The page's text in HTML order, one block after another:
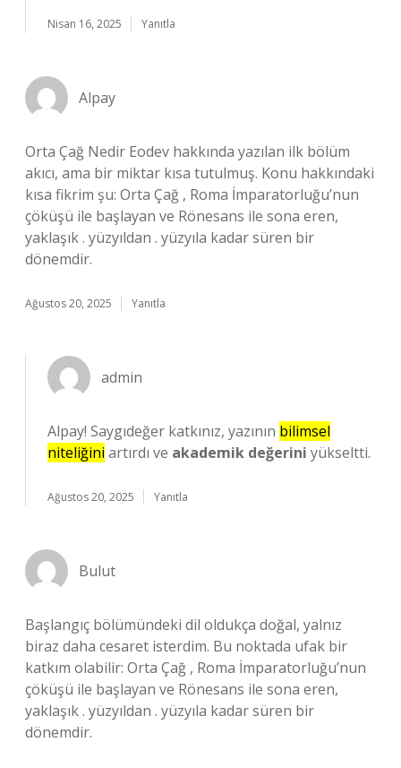
Nisan 16, 2025 Yanıtla
Alpay
Orta Çağ Nedir Eodev hakkında yazılan ilk bölüm
akıcı, ama bir miktar kısa tutulmuş. Konu hakkındaki
kısa fikrim şu: Orta Çağ , Roma İmparatorluğu’nun
çöküşü ile başlayan ve Rönesans ile sona eren,
yaklaşık . yüzyıldan . yüzyıla kadar süren bir
dönemdir.
Ağustos 20, 2025 Yanıtla
admin
Alpay! Saygıdeğer katkınız, yazının bilimsel
niteliğini artırdı ve akademik değerini yükseltti.
Ağustos 20, 2025 Yanıtla
Bulut
Başlangıç bölümündeki dil oldukça doğal, yalnız
biraz daha cesaret isterdim. Bu noktada ufak bir
katkım olabilir: Orta Çağ , Roma İmparatorluğu’nun
çöküşü ile başlayan ve Rönesans ile sona eren,
yaklaşık . yüzyıldan . yüzyıla kadar süren bir
dönemdir.